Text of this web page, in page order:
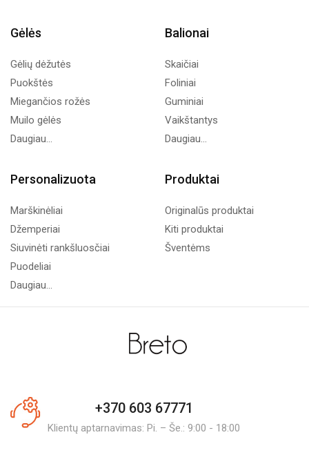
Gėlės
Gėlių dėžutės
Puokštės
Miegančios rožės
Muilo gėlės
Daugiau...
Balionai
Skaičiai
Foliniai
Guminiai
Vaikštantys
Daugiau...
Personalizuota
Marškinėliai
Džemperiai
Siuvinėti rankšluosčiai
Puodeliai
Daugiau...
Produktai
Originalūs produktai
Kiti produktai
Šventėms
+370 603 67771
Klientų aptarnavimas: Pi. – Še.: 9:00 - 18:00